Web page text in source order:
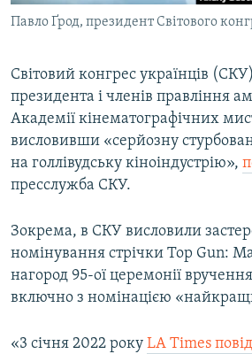
РУС
КТАТ
ДОЛУЧАЙСЯ!
Усі сайти RFE/RL
Павло Ґрод, президент Світового
Світовий конгрес українців
президента і членів правління
Академії кінематографічних
висловивши «серйозну
на голлівудську кіноіндустрію»,
пресслужба СКУ.
Зокрема, в СКУ висловили
номінування стрічки Top Gun:
нагород 95-ої церемонії
включно з номінацією
«3 січня 2022 року LA Times